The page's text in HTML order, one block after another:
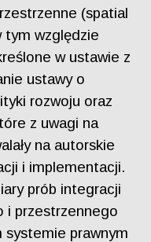
(spatial
tym względzie
w ustawie z
ustawy o
rozwoju oraz
z uwagi na
na autorskie
i implementacji.
prób integracji
i przestrzennego
systemie prawnym